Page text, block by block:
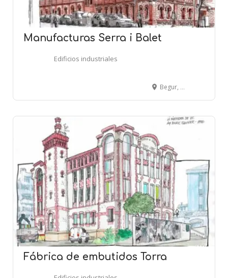
Manufacturas Serra i Balet
Edificios industriales
Begur, 44-52 - BARCELONA
Fábrica de embutidos Torra